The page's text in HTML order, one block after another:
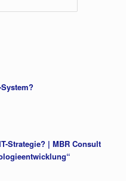
Strategie? | MBR Consult